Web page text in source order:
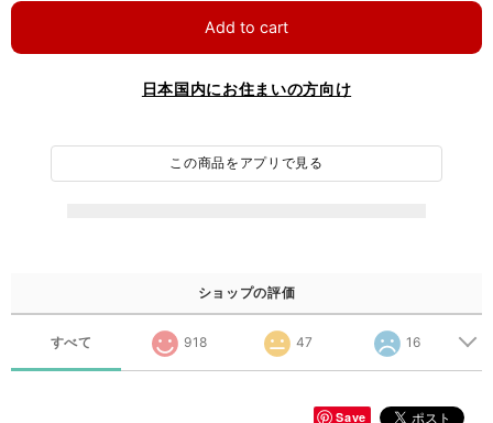
Add to cart
日本国内にお住まいの方向け
この商品をアプリで見る
ショップの評価
すべて 918 47 16
Save